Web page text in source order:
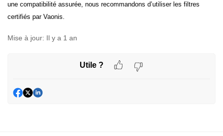
une compatibilité assurée, nous recommandons d’utiliser les filtres
certifiés par Vaonis.
Mise à jour: Il y a 1 an
Utile ?